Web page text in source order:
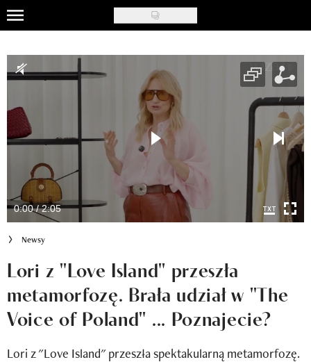
Skip
to
main
content
Moda
Ślub i wesele
Styl życia
Nasze akcje
Inspiracje
Newsy
Newsletter
Wizaz Summer Influ School
0:00 / 2:05
Newsy
Lori z "Love Island" przeszła
metamorfozę. Brała udział w "The
Voice of Poland" ... Poznajecie?
Lori z "Love Island" przeszła spektakularną metamorfozę.